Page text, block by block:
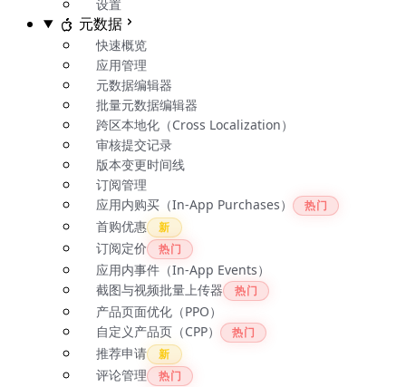
设置
元数据
快速概览
应用管理
元数据编辑器
批量元数据编辑器
跨区本地化（Cross Localization）
审核提交记录
版本变更时间线
订阅管理
应用内购买（In-App Purchases）
热门
首购优惠 新
订阅定价 热门
应用内事件（In-App Events）
截图与视频批量上传器
热门
产品页面优化（PPO）
自定义产品页（CPP）
热门
推荐申请 新
评论管理 热门